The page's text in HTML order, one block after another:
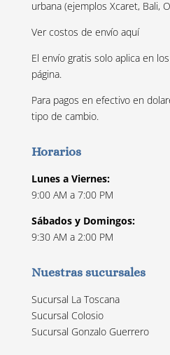
urbana (ejemplos Xcaret, Bali,
Ver costos de envío aquí
El envío gratis solo aplica en
página.
Para pagos en efectivo en
tipo de cambio.
Horarios
Lunes a Viernes:
9:00 AM a 7:00 PM
Sábados y Domingos:
9:30 AM a 2:00 PM
Nuestras sucursales
Sucursal La Toscana
Sucursal Colosio
Sucursal Gonzalo Guerrero